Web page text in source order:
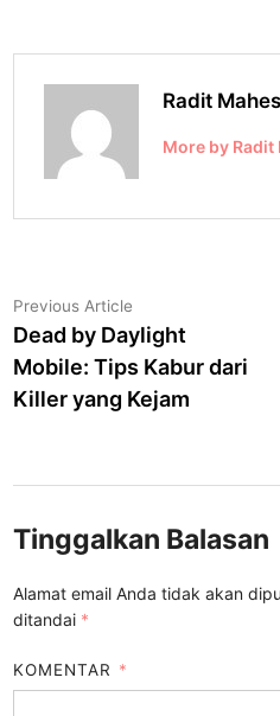
Radit
More by Radit
Navigasi
pos
Previous Article
article:
Dead by Daylight
Mobile: Tips Kabur dari
Killer yang Kejam
Tinggalkan Balasan
Alamat email Anda tidak akan
ditandai *
KOMENTAR *